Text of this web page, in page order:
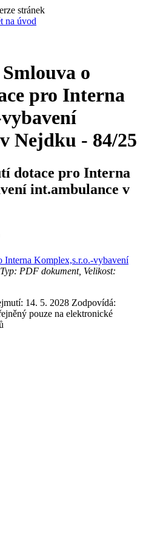
stránek
na úvod
o
pro Interna
Nejdku - 84/25
dotace pro Interna
int.ambulance v
Interna Komplex,s.r.o.-vybavení
Typ: PDF dokument, Velikost:
14. 5. 2028 Zodpovídá:
pouze na elektronické